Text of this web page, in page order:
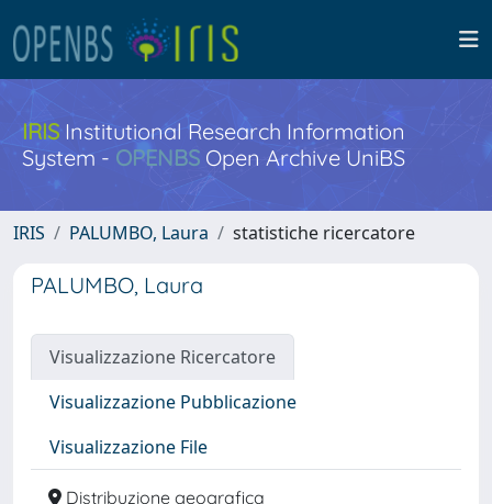
IRISInstitutional Research Information
System - OPENBS Open Archive UniBS
IRIS PALUMBO, Laura statistiche ricercatore
PALUMBO, Laura
Visualizzazione Ricercatore
Visualizzazione Pubblicazione
Visualizzazione File
Distribuzione geografica